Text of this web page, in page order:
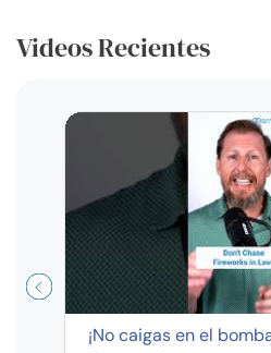
Videos Recientes
¡No caigas en el